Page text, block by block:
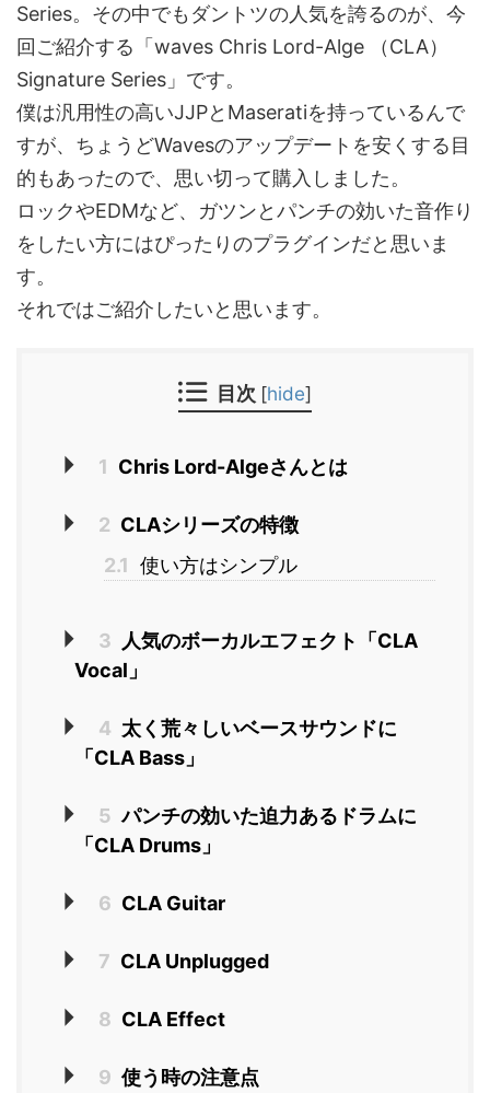
Series。その中でもダントツの人気を誇るのが、今
回ご紹介する「waves Chris Lord-Alge （CLA）
Signature Series」です。
僕は汎用性の高いJJPとMaseratiを持っているんで
すが、ちょうどWavesのアップデートを安くする目
的もあったので、思い切って購入しました。
ロックやEDMなど、ガツンとパンチの効いた音作り
をしたい方にはぴったりのプラグインだと思いま
す。
それではご紹介したいと思います。
目次 [hide]
1 Chris Lord-Algeさんとは
2 CLAシリーズの特徴
2.1 使い方はシンプル
3
人気のボーカルエフェクト「CLA
Vocal」
4 太く荒々しいベースサウンドに
「CLA Bass」
5 パンチの効いた迫力あるドラムに
「CLA Drums」
6 CLA Guitar
7 CLA Unplugged
8 CLA Effect
9 使う時の注意点